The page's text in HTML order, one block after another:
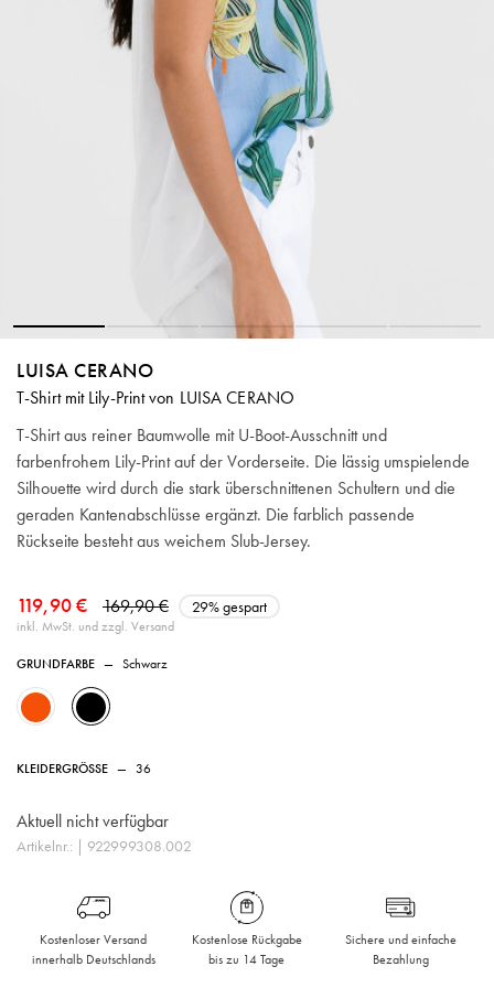
LUISA CERANO
T-Shirt mit Lily-Print von LUISA CERANO
T-Shirt aus reiner Baumwolle mit U-Boot-Ausschnitt und
farbenfrohem Lily-Print auf der Vorderseite. Die lässig umspielende
Silhouette wird durch die stark überschnittenen Schultern und die
geraden Kantenabschlüsse ergänzt. Die farblich passende
Rückseite besteht aus weichem Slub-Jersey.
119,90 € 169,90 € 29% gespart
inkl. MwSt. und zzgl. Versand
GRUNDFARBE — Schwarz
KLEIDERGRÖSSE — 36
Aktuell nicht verfügbar
Artikelnr.: | 922999308.002
Kostenloser Versand
innerhalb Deutschlands
Kostenlose Rückgabe
bis zu 14 Tage
Sichere und einfache
Bezahlung